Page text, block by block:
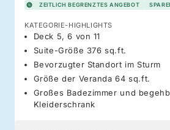
ZEITLICH BEGRENZTES ANGEBOT
KATEGORIE-HIGHLIGHTS
Deck 5, 6 von 11
Suite-Größe 376 sq.ft.
Bevorzugter Standort im Sturm
Größe der Veranda 64 sq.ft.
Großes Badezimmer und
Kleiderschrank